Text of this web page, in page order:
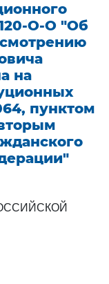
О-О "Об
на
пунктом